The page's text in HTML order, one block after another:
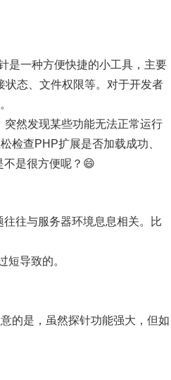
是一种方便快捷的小工具，主要
状态、文件权限等。对于开发者
然发现某些功能无法正常运行
检查PHP扩展是否加载成功、
不是很方便呢？😄
往与服务器环境息息相关。比
短导致的。
的是，虽然探针功能强大，但如